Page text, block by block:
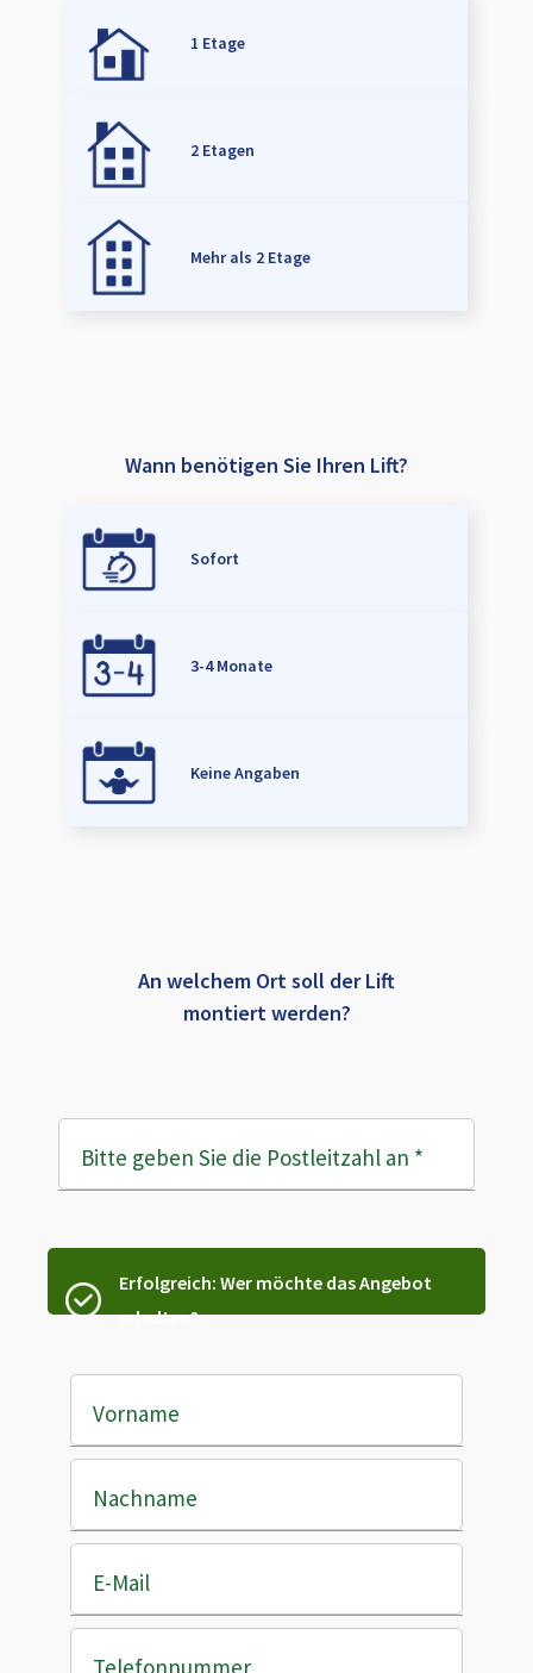
1 Etage
2 Etagen
Mehr als 2 Etage
Wann benötigen Sie Ihren Lift?
Sofort
3-4 Monate
Keine Angaben
An welchem Ort soll der Lift
montiert werden?
Bitte geben Sie die Postleitzahl an *
Erfolgreich: Wer möchte das Angebot
erhalten?
Vorname
Nachname
E-Mail
Telefonnummer